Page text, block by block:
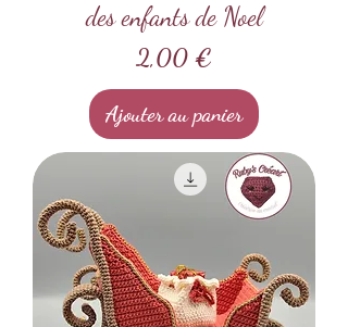
des enfants de Noel
Prix
2,00 €
Ajouter au panier